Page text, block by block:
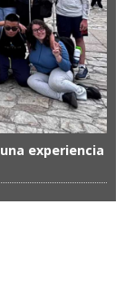
experiencia